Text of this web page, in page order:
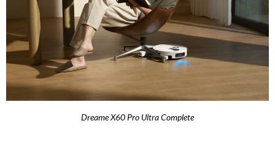
Dreame X60 Pro Ultra Complete